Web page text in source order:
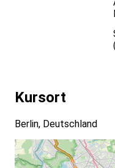
Kursort
Berlin, Deutschland